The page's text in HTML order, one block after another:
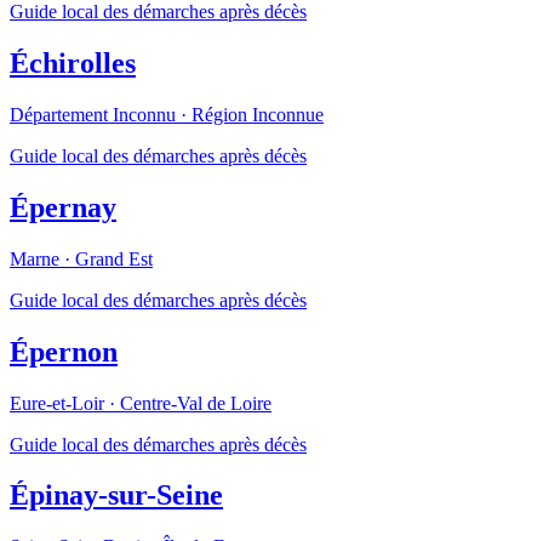
Guide local des démarches après décès
Échirolles
Département Inconnu · Région Inconnue
Guide local des démarches après décès
Épernay
Marne · Grand Est
Guide local des démarches après décès
Épernon
Eure-et-Loir· Centre-Val de Loire
Guide local des démarches après décès
Épinay-sur-Seine